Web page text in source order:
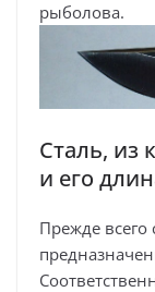
рыболова.
Сталь, из
и его
Прежде всего